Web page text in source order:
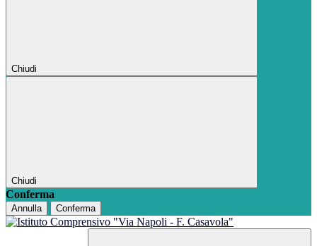
Chiudi
Chiudi
Conferma
Annulla Conferma